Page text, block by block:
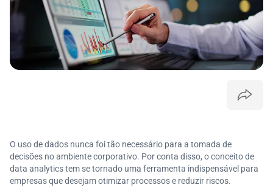
O uso de dados nunca foi tão necessário para a tomada de
decisões no ambiente corporativo. Por conta disso, o conceito de
data analytics tem se tornado uma ferramenta indispensável para
empresas que desejam otimizar processos e reduzir riscos.